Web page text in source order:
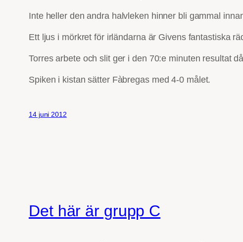
Inte heller den andra halvleken hinner bli gammal
Ett ljus i mörkret för irländarna är Givens fantastiska
Torres arbete och slit ger i den 70:e minuten resultat
Spiken i kistan sätter Fàbregas med 4-0 målet.
14 juni 2012
Det här är grupp C